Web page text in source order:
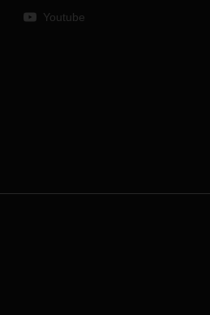
Youtube